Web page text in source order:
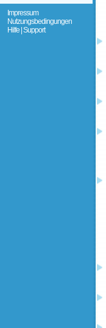
Impressum
Nutzungsbedingungen
Hilfe | Support